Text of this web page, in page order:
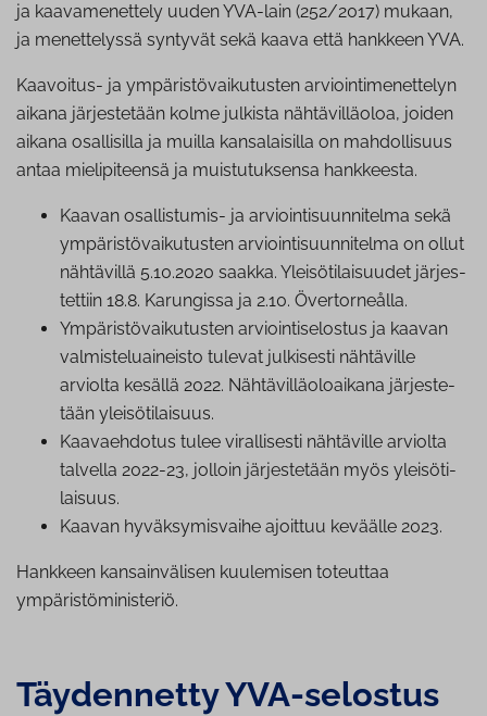
ja kaavamenettely uuden YVA-lain (252/2017) mukaan,
ja menettelyssä syntyvät sekä kaava että hankkeen YVA.
Kaavoitus- ja ympäristövaikutusten arviointimenettelyn
aikana järjestetään kolme julkista nähtävilläoloa, joiden
aikana osallisilla ja muilla kansalaisilla on mahdollisuus
antaa mielipiteensä ja muistutuksensa hankkeesta.
Kaavan osal­lis­tu­mis- ja ar­vioin­ti­suun­ni­tel­ma sekä
ym­pä­ris­tö­vai­ku­tus­ten ar­vioin­ti­suun­ni­tel­ma on ollut
nähtävillä 5.10.2020 saakka. Ylei­sö­ti­lai­suu­det jär­jes­
tet­tiin 18.8. Karungissa ja 2.10. Över­tor­neål­la.
Ym­pä­ris­tö­vai­ku­tus­ten ar­vioin­ti­se­los­tus ja kaavan
val­mis­te­luai­neis­to tulevat julkisesti nähtäville
arviolta kesällä 2022. Näh­tä­vil­lä­oloai­ka­na jär­jes­te­
tään ylei­sö­ti­lai­suus.
Kaa­vaeh­do­tus tulee vi­ral­li­ses­ti nähtäville arviolta
talvella 2022-23, jolloin jär­jes­te­tään myös ylei­sö­ti­
lai­suus.
Kaavan hy­väk­sy­mis­vai­he ajoittuu keväälle 2023.
Hankkeen kansainvälisen kuulemisen toteuttaa
ympäristöministeriö.
Täydennetty YVA-selostus